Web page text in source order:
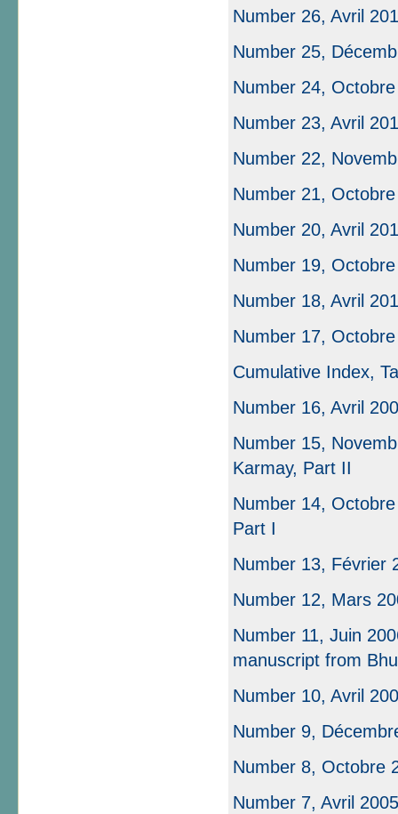
Number 26, Avril
Number 25,
Number 24,
Number 23, Avril
Number 22,
Number 21, Octobre
Number 20, Avril
Number 19,
Number 18, Avril
Number 17,
Cumulative Index,
Number 16, Avril
Number 15,
Karmay, Part II
Number 14,
Part I
Number 13, Février
Number 12, Mars
Number 11, Juin
manuscript from
Number 10, Avril
Number 9,
Number 8, Octobre
Number 7, Avril 2005